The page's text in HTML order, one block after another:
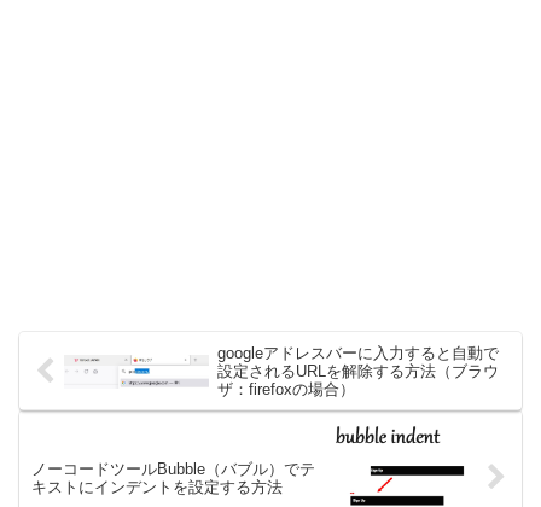
googleアドレスバーに入力すると自動で
設定されるURLを解除する方法（ブラウ
ザ：firefoxの場合）
ノーコードツールBubble（バブル）でテ
キストにインデントを設定する方法